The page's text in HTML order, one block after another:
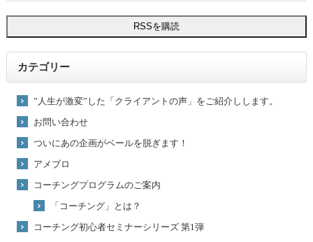
カテゴリー
”人生が激変”した「クライアントの声」をご紹介しします。
お問い合わせ
ついにあの企画がベールを脱ぎます！
アメブロ
コーチングプログラムのご案内
「コーチング」とは？
コーチング初心者セミナーシリーズ 第1弾